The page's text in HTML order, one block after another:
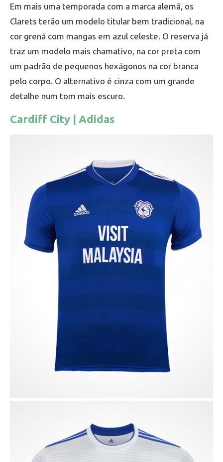
Em mais uma temporada com a marca alemã, os
Clarets terão um modelo titular bem tradicional, na
cor grená com mangas em azul celeste. O reserva já
traz um modelo mais chamativo, na cor preta com
um padrão de pequenos hexágonos na cor branca
pelo corpo. O alternativo é cinza com um grande
detalhe num tom mais escuro.
Cardiff City | Adidas